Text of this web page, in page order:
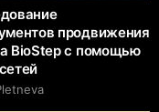
продвижения
BioStep с помощью